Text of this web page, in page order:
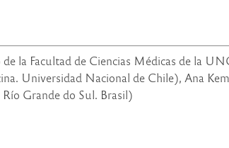
la Facultad de Ciencias Médicas de la
Universidad Nacional de Chile), Ana
Grande do Sul. Brasil)